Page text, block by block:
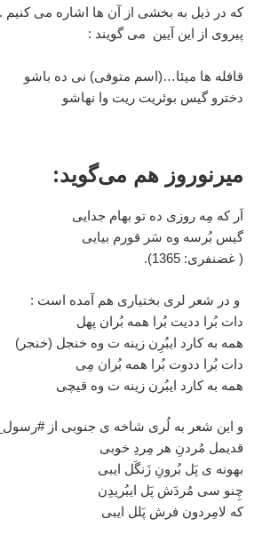
که در ذیل به بخشی از آن ها اشاره می کنیم
پیروی از این آیین می گویند :
قافله ها میئا…(اسم متوفی) نی ده باشو
دخترو گیس بوئریت ریت وا نهاشو
میرنوروز هم می‌گوید:
اَر که مِه روزی ده تو بهام جدایی
گیس بُرسه وه سَر قورم بیایی
( غضنفری: 1365).
و در شعر لری بختیاری هم آمده است :
دات بُرا ددیت بُرا همه بُران پهل
همه به کارد ایبُرِن زینه ت وه خنجل (خنجر)
دات بُرا ددوت بُرا همه بُران مِی
همه به کارد ایبُرن زینه ت وه قیچی
و این شعر به لُری شاخه ی جنوبی از
قدیمل مُردنِ هر مِردِ خوبی
بهونه ی پَل بُرونِ زَنگَل ایبی
چِنو سی مُردَش پَل ایبُریدِن
که لامِردون فرش پَلل ایبی